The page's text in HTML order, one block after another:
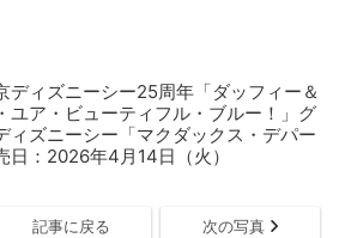
ディズニーシー25周年「ダッフィー＆
ユア・ビューティフル・ブルー！」グ
ィズニーシー「マクダックス・デパー
日：2026年4月14日（火）
記事に戻る 次の写真